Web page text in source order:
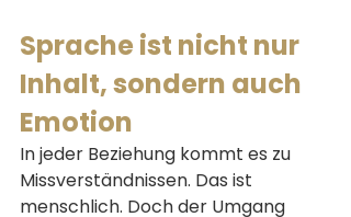
Sprache ist nicht nur
Inhalt, sondern auch
Emotion
In jeder Beziehung kommt es zu
Missverständnissen. Das ist
menschlich. Doch der Umgang